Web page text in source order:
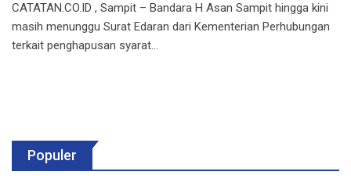
CATATAN.CO.ID , Sampit – Bandara H Asan Sampit hingga kini
masih menunggu Surat Edaran dari Kementerian Perhubungan
terkait penghapusan syarat…
Populer